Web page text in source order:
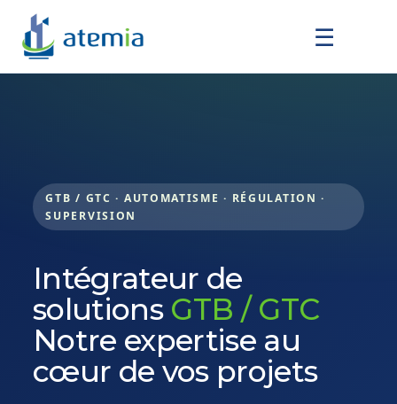
☰
GTB / GTC · AUTOMATISME · RÉGULATION ·
SUPERVISION
Intégrateur de
solutions GTB / GTC
Notre expertise au
cœur de vos projets